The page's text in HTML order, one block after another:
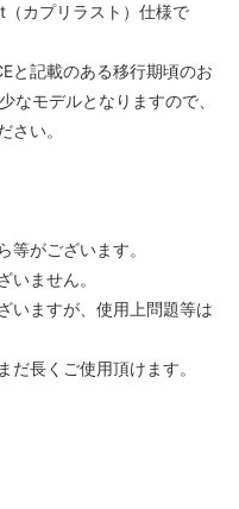
カプリラスト）仕様で
と記載のある移行期頃のお
モデルとなりますので、
さい。
等がございます。
いません。
いますが、使用上問題等は
だ長くご使用頂けます。